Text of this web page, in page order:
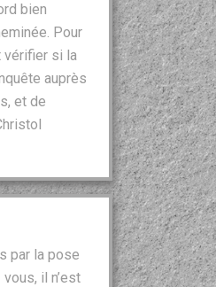
bien
Pour
vérifier si la
auprès
et de
par la pose
il n’est